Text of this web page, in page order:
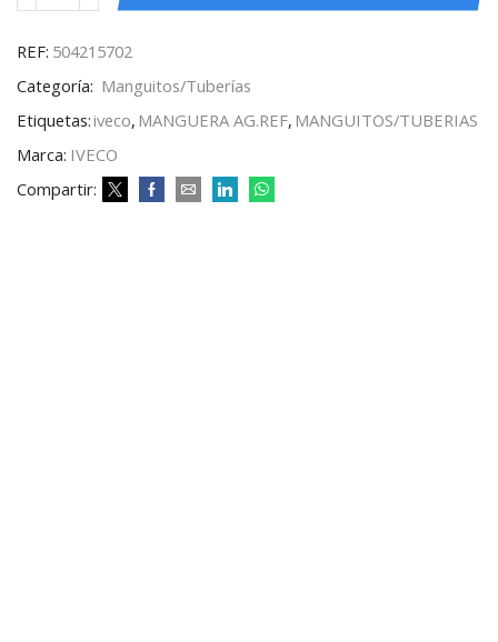
REF: 504215702
Categoría: Manguitos/Tuberías
Etiquetas:iveco, MANGUERA AG.REF, MANGUITOS/TUBERIAS
Marca: IVECO
Compartir: